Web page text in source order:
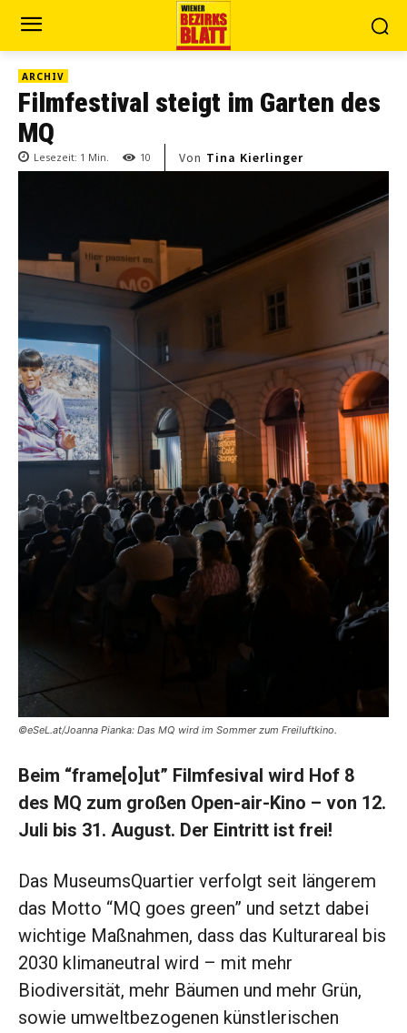
ARCHIV
Filmfestival steigt im Garten des
MQ
Lesezeit: 1 Min. 10 Von Tina Kierlinger
©eSeL.at/Joanna Pianka: Das MQ wird im Sommer zum Freiluftkino.
Beim “frame[o]ut” Filmfesival wird Hof 8
des MQ zum großen Open-air-Kino – von 12.
Juli bis 31. August. Der Eintritt ist frei!
Das MuseumsQuartier verfolgt seit längerem
das Motto “MQ goes green” und setzt dabei
wichtige Maßnahmen, dass das Kulturareal bis
2030 klimaneutral wird – mit mehr
Biodiversität, mehr Bäumen und mehr Grün,
sowie umweltbezogenen künstlerischen